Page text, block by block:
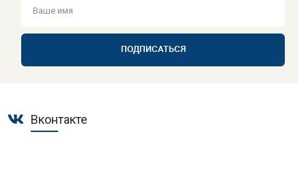
ПОДПИСАТЬСЯ
Вконтакте